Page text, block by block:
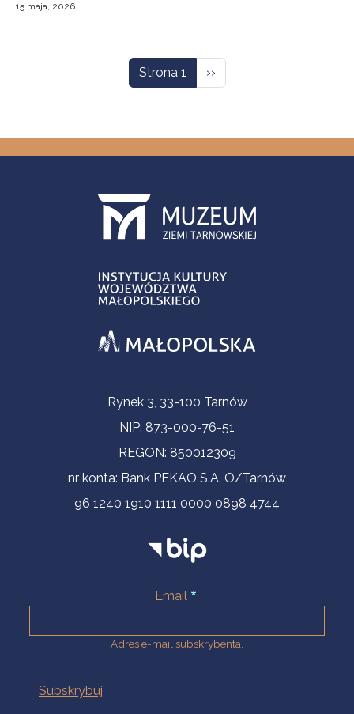
15 maja, 2026
Strona 1 Następna strona
››
Informacje kontaktoweRynek 3, 33-100 Tarnów
NIP: 873-000-76-51
REGON: 850012309
nr konta: Bank PEKAO S.A. O/Tarnów
96 1240 1910 1111 0000 0898 4744
Email
Adres e-mail subskrybenta.